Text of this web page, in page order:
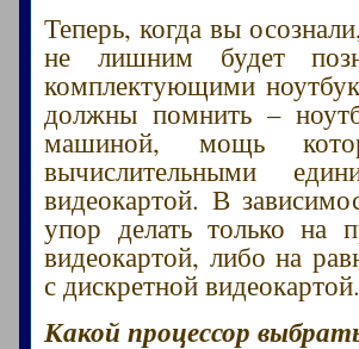
Теперь, когда вы
не лишним будет
комплектующими
должны помнить –
машиной, мощь
вычислительными
видеокартой. В
упор делать только на
видеокартой, либо на
с дискретной видеокартой.
Какой процессор